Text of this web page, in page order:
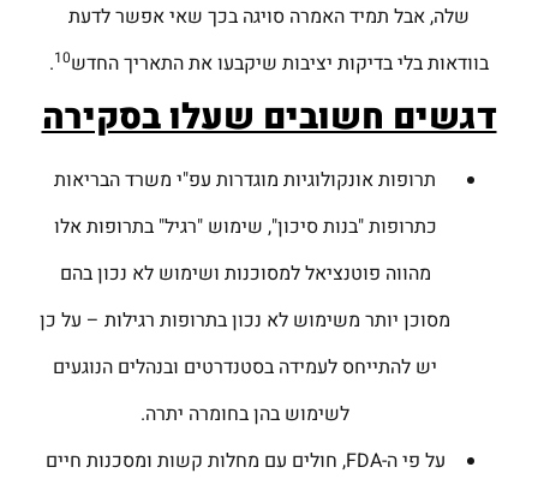
שלה, אבל תמיד האמרה סויגה בכך שאי אפשר לדעת
בוודאות בלי בדיקות יציבות שיקבעו את התאריך החדש10
.
דגשים חשובים שעלו בסקירה
תרופות אונקולוגיות מוגדרות עפ"י משרד הבריאות
כתרופות "בנות סיכון", שימוש "רגיל" בתרופות אלו
מהווה פוטנציאל למסוכנות ושימוש לא נכון בהם
מסוכן יותר משימוש לא נכון בתרופות רגילות – על כן
יש להתייחס לעמידה בסטנדרטים ובנהלים הנוגעים
לשימוש בהן בחומרה יתרה.
על פי ה-FDA, חולים עם מחלות קשות ומסכנות חיים